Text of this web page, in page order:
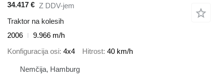
34.417 € Z DDV-jem
Traktor na kolesih
2006
9.966 m/h
Konfiguracija osi 4x4 Hitrost 40 km/h
Nemčija, Hamburg